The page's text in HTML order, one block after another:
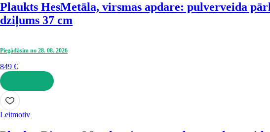
Plaukts HesMetāla, virsmas apdare: pulverveida
dziļums 37 cm
Piegādāsim no 28. 08. 2026
849 €
LIKT GROZĀ
Leitmotiv